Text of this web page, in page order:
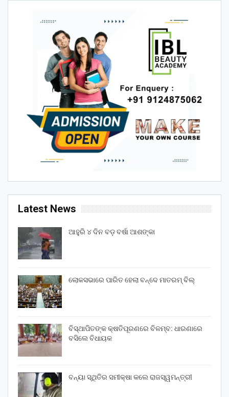
Latest News
ଆହୁରି ୪ ଦିନ ବଡ଼ ବର୍ଷା ଆଶଙ୍କା
ଲୋକସଭାରେ ପାରିତ ହେଲା ବନ୍ଦେ ମାତରମ୍‌ ବିଲ୍‌
ବିସ୍ଥାପିତଙ୍କ କ୍ଷତିପୂରଣରେ ବିଳମ୍ବ: ଧାରଣାରେ
ବସିଲେ ବିଧାୟକ
ବନ୍ୟା ସ୍ଥିତିର ସମୀକ୍ଷା କଲେ ରାଜସ୍ୱମନ୍ତ୍ରୀ